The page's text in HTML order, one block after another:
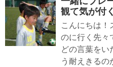
観て気が付
こんにちは！
のに行く先々
どの言葉をい
う耐えきるの